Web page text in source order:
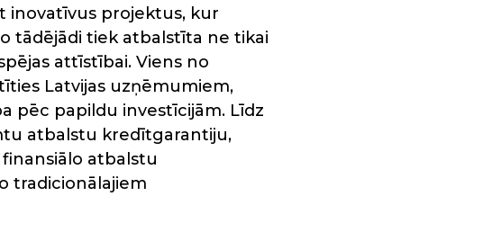
inovatīvus projektus, kur
tādējādi tiek atbalstīta ne tikai
attīstībai. Viens no
Latvijas uzņēmumiem,
pēc papildu investīcijām. Līdz
atbalstu kredītgarantiju,
atbalstu
tradicionālajiem